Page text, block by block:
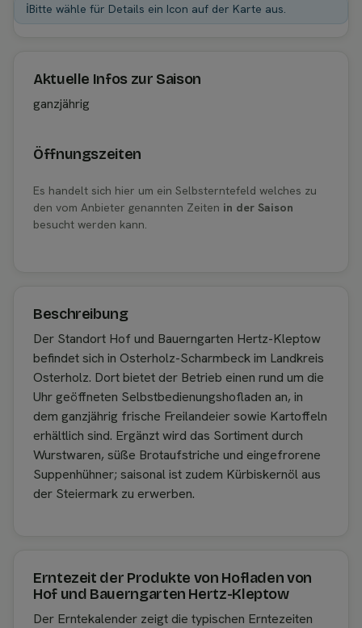
ℹ️Bitte wähle für Details ein Icon auf der Karte aus.
Aktuelle Infos zur Saison
ganzjährig
Öffnungszeiten
Es handelt sich hier um ein Selbsterntefeld welches zu
den vom Anbieter genannten Zeiten in der Saison
besucht werden kann.
Beschreibung
Der Standort Hof und Bauerngarten Hertz-Kleptow
befindet sich in Osterholz-Scharmbeck im Landkreis
Osterholz. Dort bietet der Betrieb einen rund um die
Uhr geöffneten Selbstbedienungshofladen an, in
dem ganzjährig frische Freilandeier sowie Kartoffeln
erhältlich sind. Ergänzt wird das Sortiment durch
Wurstwaren, süße Brotaufstriche und eingefrorene
Suppenhühner; saisonal ist zudem Kürbiskernöl aus
der Steiermark zu erwerben.
Erntezeit der Produkte von Hofladen von
Hof und Bauerngarten Hertz-Kleptow
Der Erntekalender zeigt die typischen Erntezeiten